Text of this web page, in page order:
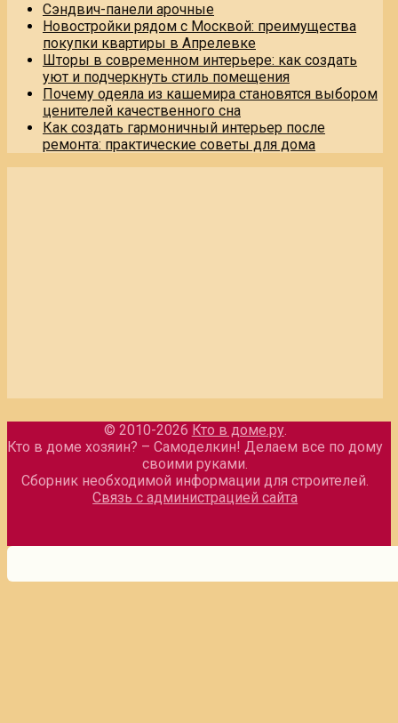
Сэндвич-панели арочные
Новостройки рядом с Москвой: преимущества
покупки квартиры в Апрелевке
Шторы в современном интерьере: как создать
уют и подчеркнуть стиль помещения
Почему одеяла из кашемира становятся выбором
ценителей качественного сна
Как создать гармоничный интерьер после
ремонта: практические советы для дома
© 2010-2026 Кто в доме.ру.
Кто в доме хозяин? – Самоделкин! Делаем все по дому
своими руками.
Сборник необходимой информации для строителей.
Связь с администрацией сайта